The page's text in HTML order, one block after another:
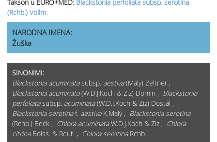
Takson u EURO+MED: Blackstonia perfoliata subsp. serotina
(Rchb.) Vollm.
NARODNA IMENA:
Žuška
SINONIMI:
Blackstonia acuminatasubsp. aestiva(Maly) Zeltner ,
Blackstonia acuminata(W.D.J.Koch & Ziz) Domin , Blackstonia
perfoliatasubsp. acuminata(W.D.J.Koch & Ziz) Dostál ,
Blackstonia serotinaf. aestivaK.Malý , Blackstonia serotina
(Rchb.) Beck , Chlora acuminataW.D.J.Koch & Ziz , Chlora
citrinaBoiss. & Reut. , Chlora serotinaRchb.